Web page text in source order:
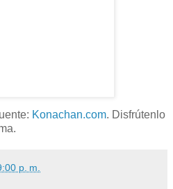
Konachan.com. Disfrútenlo
p. m.